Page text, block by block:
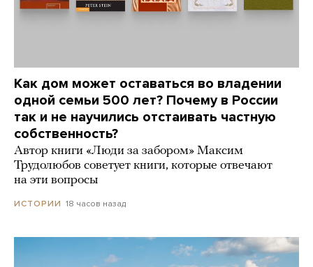
Как дом может оставаться во владении
одной семьи 500 лет? Почему в России
так и не научились отстаивать частную
собственность?
Автор книги «Люди за забором» Максим
Трудолюбов советует книги, которые отвечают
на эти вопросы
ИСТОРИИ 18 часов назад